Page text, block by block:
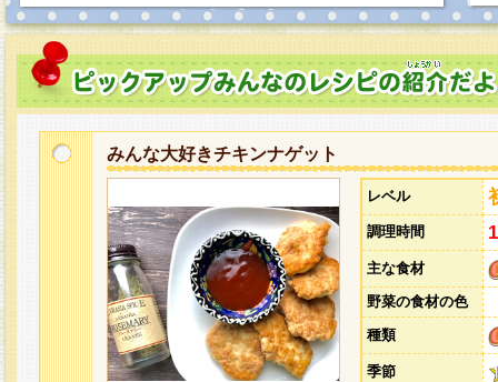
みんな大好きチキンナゲット
レベル
調理時間
主な食材
野菜の食材の色
種類
季節